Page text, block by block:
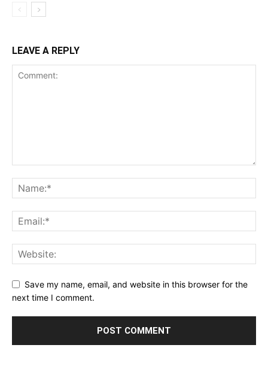
LEAVE A REPLY
Save my name, email, and website in this browser for the
next time I comment.